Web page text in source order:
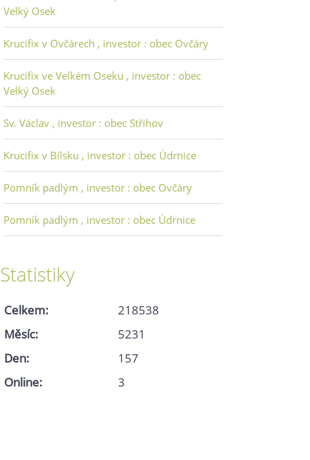
Velký Osek
Krucifix v Ovčárech , investor : obec Ovčáry
Krucifix ve Velkém Oseku , investor : obec
Velký Osek
Sv. Václav , investor : obec Střihov
Krucifix v Bílsku , investor : obec Údrnice
Pomník padlým , investor : obec Ovčáry
Pomník padlým , investor : obec Údrnice
Statistiky
Online: 3
Celkem:
218538
Měsíc:
5231
Den:
157